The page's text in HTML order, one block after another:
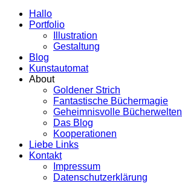
Hallo
Portfolio
Illustration
Gestaltung
Blog
Kunstautomat
About
Goldener Strich
Fantastische Büchermagie
Geheimnisvolle Bücherwelten
Das Blog
Kooperationen
Liebe Links
Kontakt
Impressum
Datenschutzerklärung